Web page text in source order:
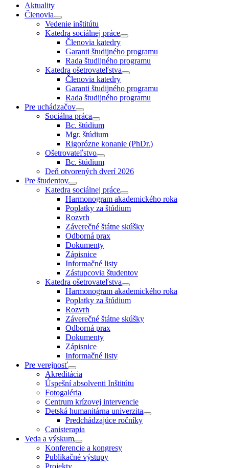
Aktuality
Členovia
Vedenie inštitútu
Katedra sociálnej práce
Členovia katedry
Garanti študijného programu
Rada študijného programu
Katedra ošetrovateľstva
Členovia katedry
Garanti študijného programu
Rada študijného programu
Pre uchádzačov
Sociálna práca
Bc. štúdium
Mgr. štúdium
Rigorózne konanie (PhDr.)
Ošetrovateľstvo
Bc. štúdium
Deň otvorených dverí 2026
Pre študentov
Katedra sociálnej práce
Harmonogram akademického roka
Poplatky za štúdium
Rozvrh
Záverečné štátne skúšky
Odborná prax
Dokumenty
Zápisnice
Informačné listy
Zástupcovia študentov
Katedra ošetrovateľstva
Harmonogram akademického roka
Poplatky za štúdium
Rozvrh
Záverečné štátne skúšky
Odborná prax
Dokumenty
Zápisnice
Informačné listy
Pre verejnosť
Akreditácia
Úspešní absolventi Inštitútu
Fotogaléria
Centrum krízovej intervencie
Detská humanitárna univerzita
Predchádzajúce ročníky
Canisterapia
Veda a výskum
Konferencie a kongresy
Publikačné výstupy
Projekty